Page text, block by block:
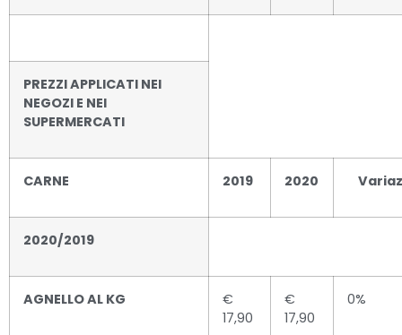
PREZZI APPLICATI NEI
NEGOZI E NEI
SUPERMERCATI
CARNE 2019 2020
2020/2019
AGNELLO AL KG
€
17,90
€
17,90
0%